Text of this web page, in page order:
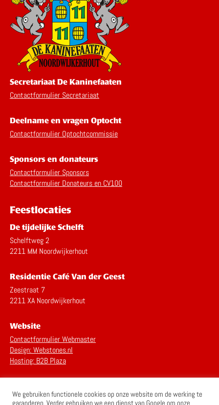
Secretariaat De Kaninefaaten
Contactformulier Secretariaat
Deelname en vragen Optocht
Contactformulier Optochtcommissie
Sponsors en donateurs
Contactformulier Sponsors
Contactformulier Donateurs en CV100
Feestlocaties
De tijdelijke Schelft
Schelftweg 2
2211 MM Noordwijkerhout
Residentie Café Van der Geest
Zeestraat 7
2211 XA Noordwijkerhout
Website
Contactformulier Webmaster
Design: Webstones.nl
Hosting: B2B Plaza
Disclaimer
We gebruiken functionele cookies op onze website om de werking te
garanderen. Verder gebruiken we een dienst van Google om onze